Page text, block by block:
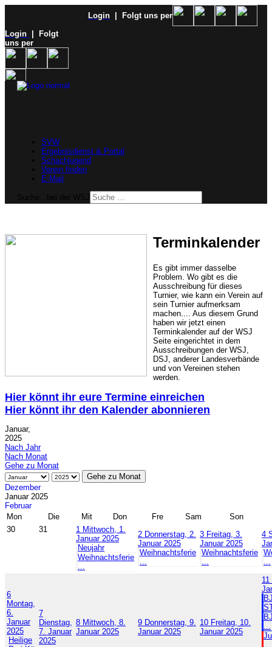
Login
| Folgt uns per
Login
| Folgt
uns per
SVW
Ergebnisdienst & Portal
Schachjugend
Verein finden
E-Mail
Terminkalender
Es gibt immer dasselbe
Problem. Wo gibt es die
Ausschreibung für dieses
Turnier, wie kann ein Verein auf
sein Turnier aufmerksam
machen.... Aus diesem Grund
haben wir jetzt einen
Terminkalender auf der WSJ
Seite eingerichtet in dem
Ausschreibungen der WSJ,
DSJ, anderer Landesverbände
und von Vereinen stehen
werden.
Hier könnt ihr eure Termine einreichen
Hier könnt ihr den Kalender abonnieren
Januar,
2025
Nach Jahr
Nach Monat
Gehe zu Monat
Gehe zu Monat
Dezember
Januar 2025
Februar
Mon
Die Mit Don Fre Sam
Son
30
31 1 Mittwoch, 1.
Januar 2025
Neujahr
Weihnachtsferie
2 Donnerstag, 2.
Januar 2025
Weihnachtsferie
3 Freitag, 3.
Januar 2025
Weihnachtsferie
4
6
Montag,
6.
Januar
2025
Heilige
7
Dienstag,
7. Januar
2025
8 Mittwoch, 8.
Januar 2025
9 Donnerstag, 9.
Januar 2025
10 Freitag, 10.
Januar 2025
11